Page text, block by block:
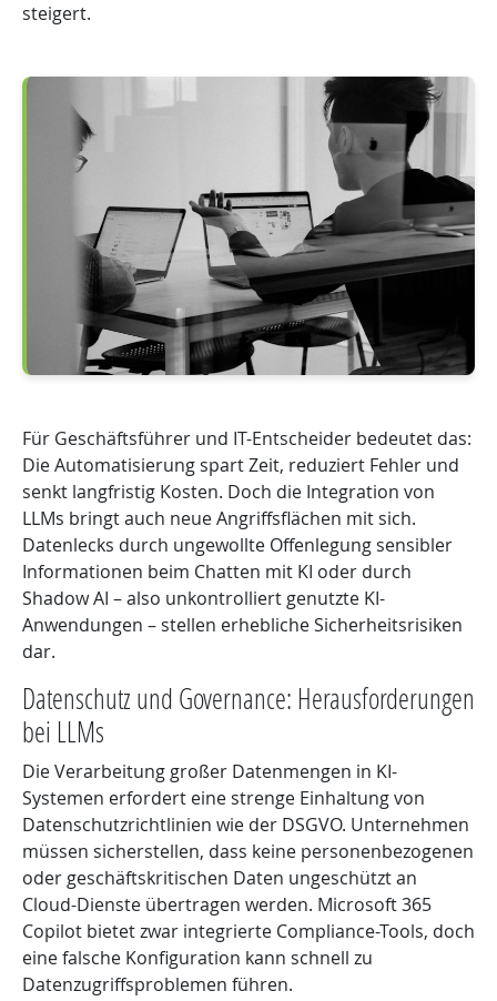
steigert.
Für Geschäftsführer und IT-Entscheider bedeutet das:
Die Automatisierung spart Zeit, reduziert Fehler und
senkt langfristig Kosten. Doch die Integration von
LLMs bringt auch neue Angriffsflächen mit sich.
Datenlecks durch ungewollte Offenlegung sensibler
Informationen beim Chatten mit KI oder durch
Shadow AI – also unkontrolliert genutzte KI-
Anwendungen – stellen erhebliche Sicherheitsrisiken
dar.
Datenschutz und Governance: Herausforderungen
bei LLMs
Die Verarbeitung großer Datenmengen in KI-
Systemen erfordert eine strenge Einhaltung von
Datenschutzrichtlinien wie der DSGVO. Unternehmen
müssen sicherstellen, dass keine personenbezogenen
oder geschäftskritischen Daten ungeschützt an
Cloud-Dienste übertragen werden. Microsoft 365
Copilot bietet zwar integrierte Compliance-Tools, doch
eine falsche Konfiguration kann schnell zu
Datenzugriffsproblemen führen.